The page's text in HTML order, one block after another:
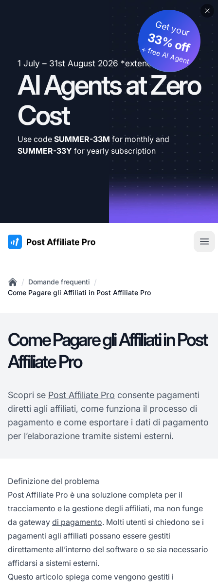
1 July – 31st August 2026 *extended
AI Agents at Zero
Cost
Get your
33% off
+ free AI Agent
Use code SUMMER-33M for monthly and
SUMMER-33Y for yearly subscription
:site.title
Home
/ Domande frequenti /
Come Pagare gli Affiliati in Post Affiliate Pro
Come Pagare gli Affiliati in Post
Affiliate Pro
Scopri se Post Affiliate Pro consente pagamenti
diretti agli affiliati, come funziona il processo di
pagamento e come esportare i dati di pagamento
per l’elaborazione tramite sistemi esterni.
Definizione del problema
Post Affiliate Pro è una soluzione completa per il
tracciamento e la gestione degli affiliati, ma non funge
da gateway di pagamento. Molti utenti si chiedono se i
pagamenti agli affiliati possano essere gestiti
direttamente all’interno del software o se sia necessario
affidarsi a sistemi esterni.
Questo articolo spiega come vengono gestiti i